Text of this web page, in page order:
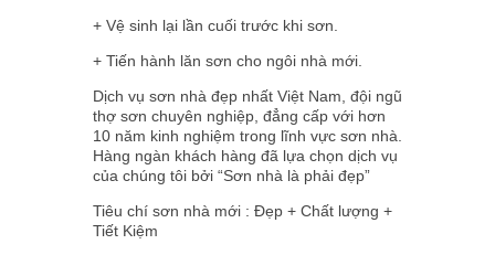
+ Vệ sinh lại lần cuối trước khi sơn.
+ Tiến hành lăn sơn cho ngôi nhà mới.
Dịch vụ sơn nhà đẹp nhất Việt Nam, đội ngũ
thợ sơn chuyên nghiệp, đẳng cấp với hơn
10 năm kinh nghiệm trong lĩnh vực sơn nhà.
Hàng ngàn khách hàng đã lựa chọn dịch vụ
của chúng tôi bởi “Sơn nhà là phải đẹp”
Tiêu chí sơn nhà mới : Đẹp + Chất lượng +
Tiết Kiệm